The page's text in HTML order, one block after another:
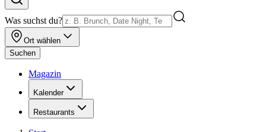
Was suchst du?
Ort wählen
Suchen
Magazin
Kalender
Restaurants